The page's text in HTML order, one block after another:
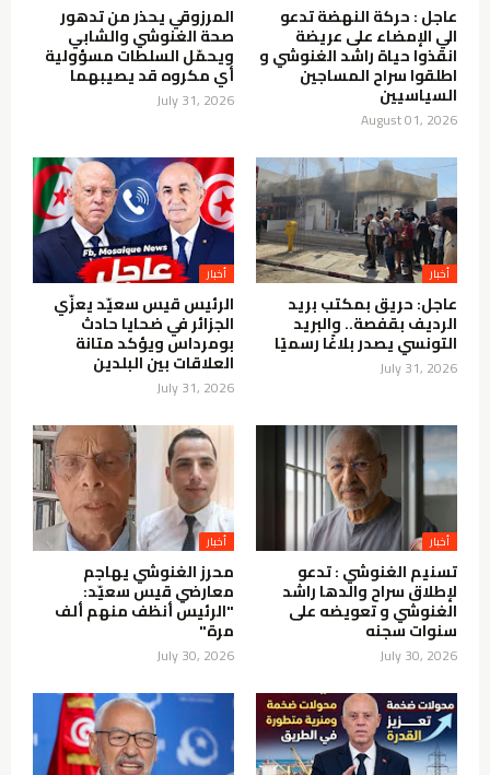
عاجل : حركة النهضة تدعو
الي الإمضاء على عريضة
انقذوا حياة راشد الغنوشي و
اطلقوا سراح المساجين
السياسيين
August 01, 2026
المرزوقي يحذر من تدهور
صحة الغنوشي والشابي
ويحمّل السلطات مسؤولية
أي مكروه قد يصيبهما
July 31, 2026
أخبار
عاجل: حريق بمكتب بريد
الرديف بقفصة.. والبريد
التونسي يصدر بلاغًا رسميًا
July 31, 2026
أخبار
الرئيس قيس سعيّد يعزّي
الجزائر في ضحايا حادث
بومرداس ويؤكد متانة
العلاقات بين البلدين
July 31, 2026
أخبار
تسنيم الغنوشي : تدعو
لإطلاق سراح والدها راشد
الغنوشي و تعويضه على
سنوات سجنه
July 30, 2026
أخبار
محرز الغنوشي يهاجم
معارضي قيس سعيّد:
"الرئيس أنظف منهم ألف
مرة"
July 30, 2026